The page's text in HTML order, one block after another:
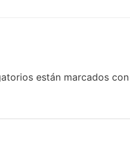
están marcados con